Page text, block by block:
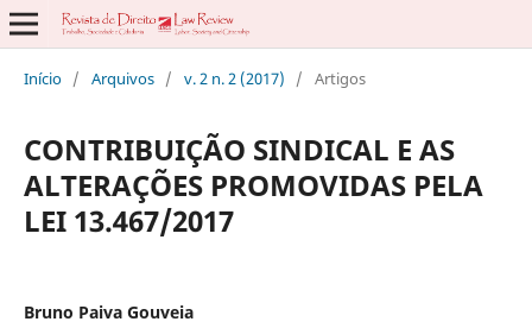
Início / Arquivos / v. 2 n. 2 (2017) / Artigos
CONTRIBUIÇÃO SINDICAL E AS
ALTERAÇÕES PROMOVIDAS PELA
LEI 13.467/2017
Bruno Paiva Gouveia